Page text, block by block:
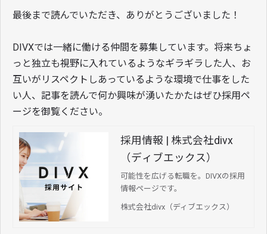
最後まで読んでいただき、ありがとうございました！
DIVXでは一緒に働ける仲間を募集しています。将来ちょ
っと独立も視野に入れているようなギラギラした人、お
互いがリスペクトしあっているような環境で仕事をした
い人、記事を読んで何か興味が湧いたかたはぜひ採用ペ
ージを御覧ください。
採用情報 | 株式会社divx
（ディブエックス）
可能性を広げる転職を。DIVXの採用
情報ページです。
株式会社divx（ディブエックス）